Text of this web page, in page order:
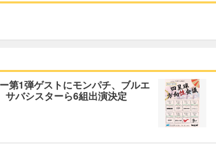
第1弾ゲストにモンパチ、ブルエ
サバシスターら6組出演決定